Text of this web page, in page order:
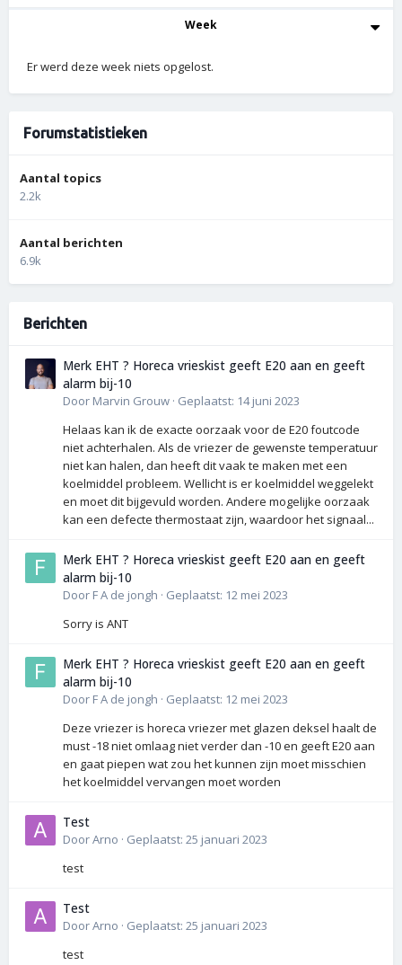
Week
Er werd deze week niets opgelost.
Forumstatistieken
Aantal topics
2.2k
Aantal berichten
6.9k
Berichten
Merk EHT ? Horeca vrieskist geeft E20 aan en geeft
alarm bij-10
Door Marvin Grouw · Geplaatst: 14 juni 2023
Helaas kan ik de exacte oorzaak voor de E20 foutcode
niet achterhalen. Als de vriezer de gewenste temperatuur
niet kan halen, dan heeft dit vaak te maken met een
koelmiddel probleem. Wellicht is er koelmiddel weggelekt
en moet dit bijgevuld worden. Andere mogelijke oorzaak
kan een defecte thermostaat zijn, waardoor het signaal...
Merk EHT ? Horeca vrieskist geeft E20 aan en geeft
alarm bij-10
Door F A de jongh · Geplaatst: 12 mei 2023
Sorry is ANT
Merk EHT ? Horeca vrieskist geeft E20 aan en geeft
alarm bij-10
Door F A de jongh · Geplaatst: 12 mei 2023
Deze vriezer is horeca vriezer met glazen deksel haalt de
must -18 niet omlaag niet verder dan -10 en geeft E20 aan
en gaat piepen wat zou het kunnen zijn moet misschien
het koelmiddel vervangen moet worden
Test
DoorArno · Geplaatst: 25 januari 2023
test
Test
DoorArno · Geplaatst: 25 januari 2023
test